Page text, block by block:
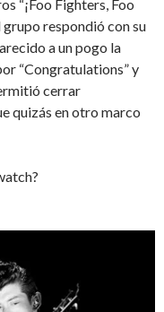
“¡Foo Fighters, Foo
respondió con su
a un pogo la
“Congratulations” y
cerrar
quizás en otro marco